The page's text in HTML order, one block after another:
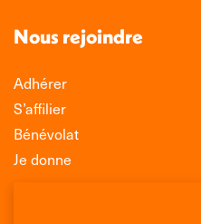
Nous rejoindre
Adhérer
S’affilier
Bénévolat
Je donne